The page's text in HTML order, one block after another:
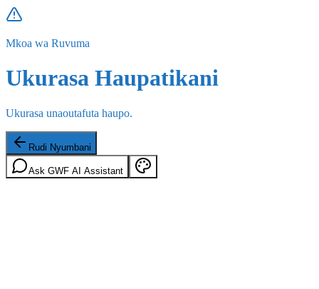
Mkoa wa Ruvuma
Ukurasa Haupatikani
Ukurasa unaoutafuta haupo.
Rudi Nyumbani
Ask GWF AI Assistant